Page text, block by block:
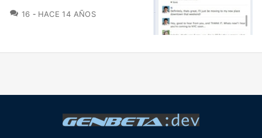
16 COMENTARIOS
HACE 14 AÑOS